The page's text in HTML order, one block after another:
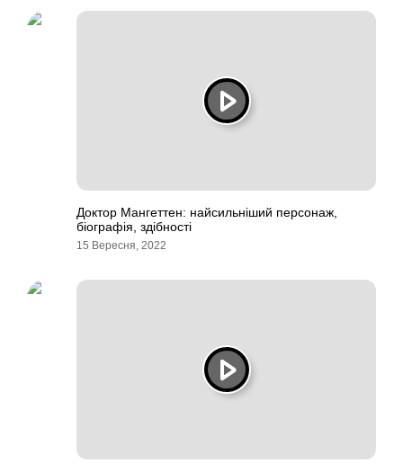
Доктор Мангеттен: найсильніший персонаж,
біографія, здібності
15 Вересня, 2022